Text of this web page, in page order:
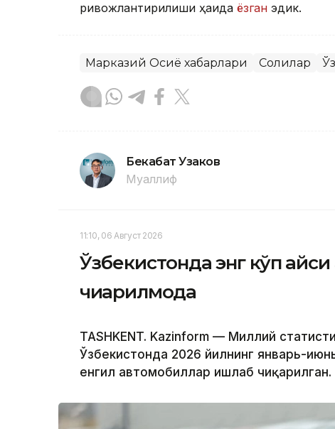
ривожлантирилиши ҳақида ёзган эдик.
Марказий Осиё хабарлари Солиқлар
Бекабат Узаков
Муаллиф
11:10, 06 Август 2026
Ўзбекистонда энг кўп
чиқарилмоқда
TASHKENT. Kazinform — Миллий
Ўзбекистонда 2026 йилнинг январь-
енгил автомобиллар ишлаб чиқарилган.